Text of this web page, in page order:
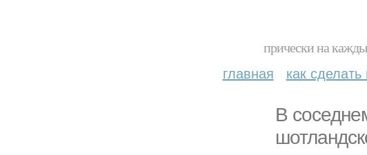
прически на
главная как сделать
В